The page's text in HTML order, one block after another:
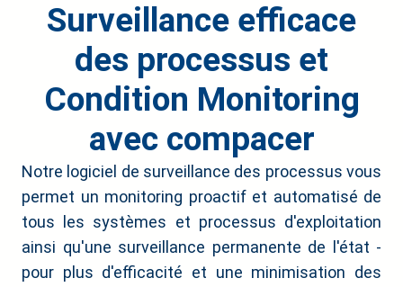
Surveillance efficace
des processus et
Condition Monitoring
avec compacer
Notre logiciel de surveillance des processus vous
permet un monitoring proactif et automatisé de
tous les systèmes et processus d'exploitation
ainsi qu'une surveillance permanente de l'état -
pour plus d'efficacité et une minimisation des